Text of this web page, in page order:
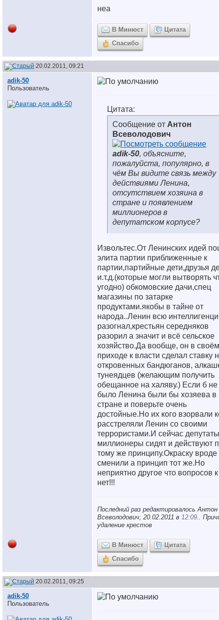
неа
В Минюст
Цитата
Спасибо
20.02.2011, 09:21
adik-50
Пользователь
Цитата:
Сообщение от Антон
Всеволодович
adik-50, объясните,
пожалуйста, популярно, в
чём Вы видите связь между
действиями Ленина,
отсутствием хозяина в
стране и появлением
миллионеров в
депутатском корпусе?
Извольтес.От Ленинских идей
элита партии приближенные к
партии,партийные дети,друзья
и.т.д.(которые могли вытворять
угодно) обкомовские дачи,спец
магазины по затарке
продуктами.якобы в тайне от
народа..Ленин всю
разогнал,крестьян середняков
разорил а значит и всё сельское
хозяйство.Да вообще, он в своём
приходе к власти сделал ставку
откровенных бандюганов,
тунеядцев (желающим получить
обещанное на халяву.) Если б не
было Ленина были бы хозяева в
стране и поверьте очень
достойные.Но их кого взорвали
расстреляли Ленин со своими
террористами.И сейчас депутаты
миллионеры сидят и действуют
тому же принципу.Окраску вроде
сменили а принцип тот же.Но
неприятно другое что вопросов
нет!!!
Последний раз редактировалось Антон
Всеволодович; 20.02.2011 в 12:09..
удаление крестов
В Минюст
Цитата
Спасибо
20.02.2011, 09:25
adik-50
Пользователь